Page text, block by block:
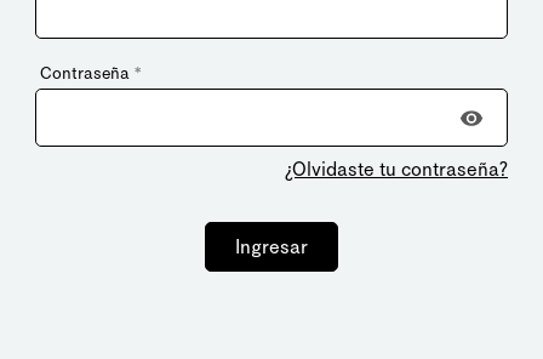
Contraseña *
¿Olvidaste tu contraseña?
Ingresar